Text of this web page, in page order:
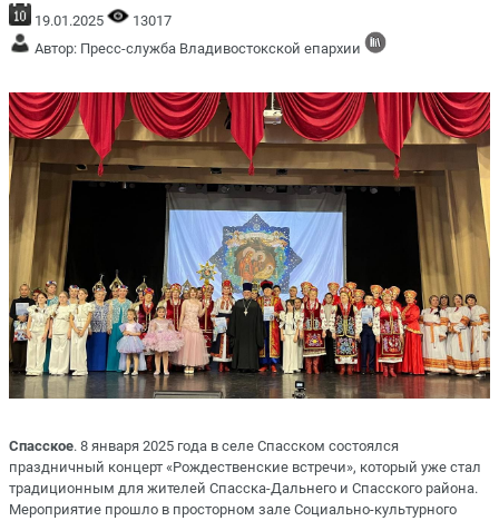
19.01.2025
13017
Автор: Пресс-служба Владивостокской епархии
Спасское. 8 января 2025 года в селе Спасском состоялся
праздничный концерт «Рождественские встречи», который уже стал
традиционным для жителей Спасска-Дальнего и Спасского района.
Мероприятие прошло в просторном зале Социально-культурного